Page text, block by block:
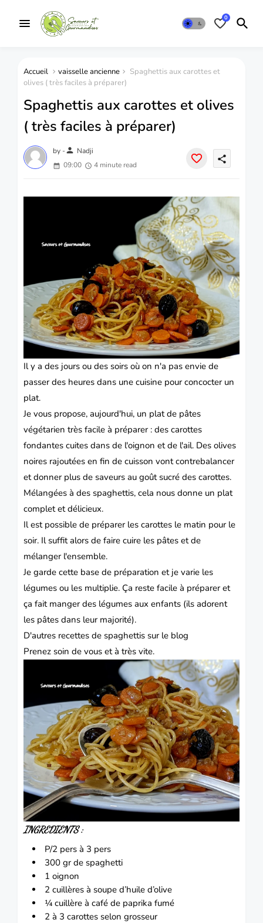
0
Accueil vaisselle ancienne
Spaghettis aux carottes et
olives ( très faciles à préparer)
Spaghettis aux carottes et olives
( très faciles à préparer)
by -person Nadji
09:00
4 minute read
share
Il y a des jours ou des soirs où on n'a pas envie de
passer des heures dans une cuisine pour concocter un
plat.
Je vous propose, aujourd'hui, un plat de pâtes
végétarien très facile à préparer : des carottes
fondantes cuites dans de l'oignon et de l'ail. Des olives
noires rajoutées en fin de cuisson vont contrebalancer
et donner plus de saveurs au goût sucré des carottes.
Mélangées à des spaghettis, cela nous donne un plat
complet et délicieux.
Il est possible de préparer les carottes le matin pour le
soir. Il suffit alors de faire cuire les pâtes et de
mélanger l'ensemble.
Je garde cette base de préparation et je varie les
légumes ou les multiplie. Ça reste facile à préparer et
ça fait manger des légumes aux enfants (ils adorent
les pâtes dans leur majorité).
D'autres recettes de spaghettis sur le blog
Prenez soin de vous et à très vite.
INGREDIENTS :
P/2 pers à 3 pers
300 gr de spaghetti
1 oignon
2 cuillères à soupe d’huile d’olive
¼ cuillère à café de paprika fumé
2 à 3 carottes selon grosseur